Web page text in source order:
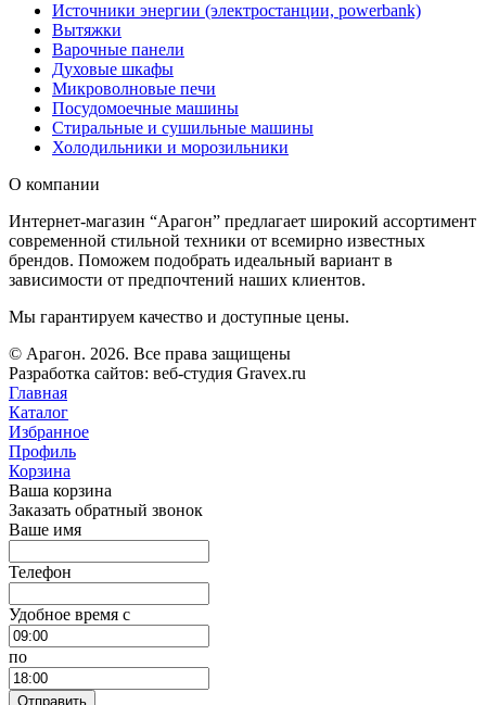
Источники энергии (электростанции, powerbank)
Вытяжки
Варочные панели
Духовые шкафы
Микроволновые печи
Посудомоечные машины
Стиральные и сушильные машины
Холодильники и морозильники
О компании
Интернет-магазин “Арагон” предлагает широкий ассортимент
современной стильной техники от всемирно известных
брендов. Поможем подобрать идеальный вариант в
зависимости от предпочтений наших клиентов.
Мы гарантируем качество и доступные цены.
© Арагон. 2026. Все права защищены
Разработка сайтов: веб-студия Gravex.ru
Главная
Каталог
Избранное
Профиль
Корзина
Ваша корзина
Заказать обратный звонок
Ваше имя
Телефон
Удобное время c
по
Отправить